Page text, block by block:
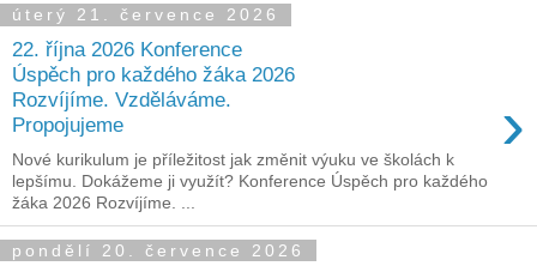
úterý 21. července 2026
22. října 2026 Konference
Úspěch pro každého žáka 2026
Rozvíjíme. Vzděláváme.
Propojujeme
›
Nové kurikulum je příležitost jak změnit výuku ve školách k
lepšímu. Dokážeme ji využít? Konference Úspěch pro každého
žáka 2026 Rozvíjíme. ...
pondělí 20. července 2026